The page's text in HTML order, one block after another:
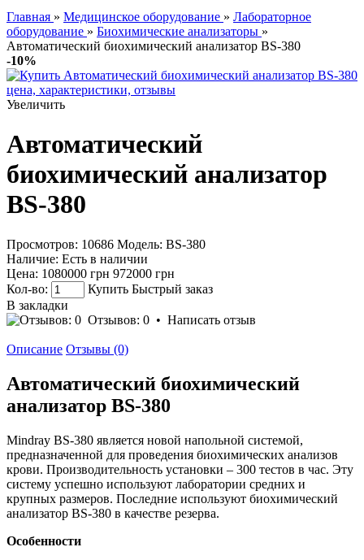
Главная » Медицинское оборудование » Лабораторное
оборудование » Биохимические анализаторы »
Автоматический биохимический анализатор BS-380
-10%
Увеличить
Автоматический
биохимический анализатор
BS-380
Просмотров: 10686 Модель: BS-380
Наличие: Есть в наличии
Цена: 1080000 грн 972000 грн
Кол-во:
Купить Быстрый заказ
В закладки
Отзывов: 0 • Написать отзыв
Описание Отзывы (0)
Автоматический биохимический
анализатор BS-380
Mindray BS-380 является новой напольной системой,
предназначенной для проведения биохимических анализов
крови. Производительность установки – 300 тестов в час. Эту
систему успешно используют лаборатории средних и
крупных размеров. Последние используют биохимический
анализатор BS-380 в качестве резерва.
Особенности